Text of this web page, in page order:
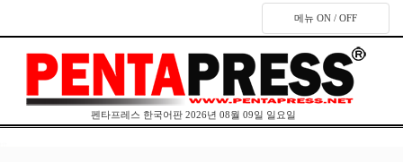
메뉴 ON / OFF
펜타프레스 한국어판 2026년 08월 09일 일요일